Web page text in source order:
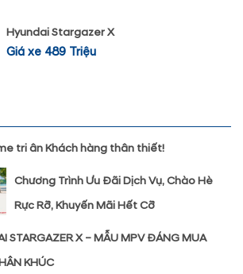
Hyundai Stargazer X
Giá xe 489 Triệu
tri ân Khách hàng thân thiết!
Chương Trình Ưu Đãi Dịch Vụ, Chào Hè
Rực Rỡ, Khuyến Mãi Hết Cỡ
STARGAZER X – MẪU MPV ĐÁNG MUA
KHÚC